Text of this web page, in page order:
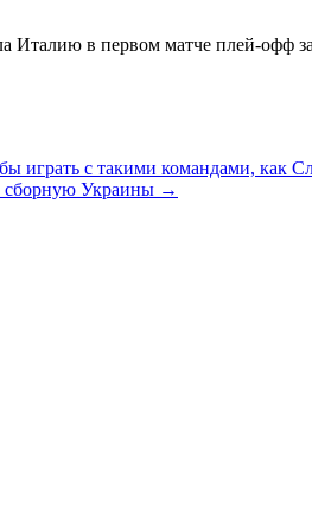
Италию в первом матче плей-офф
играть с такими командами, как
сборную Украины →